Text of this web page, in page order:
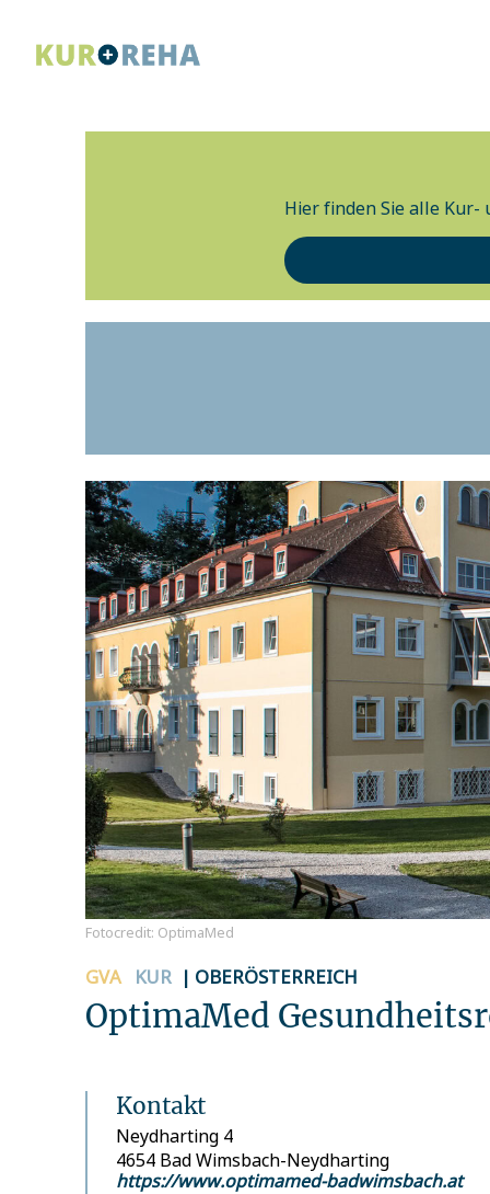
Hier finden Sie alle Kur-
Fotocredit: OptimaMed
GVA KUR | OBERÖSTERREICH
OptimaMed
Kontakt
Neydharting 4
4654 Bad Wimsbach-Neydharting
https://www.optimamed-badwimsbach.at